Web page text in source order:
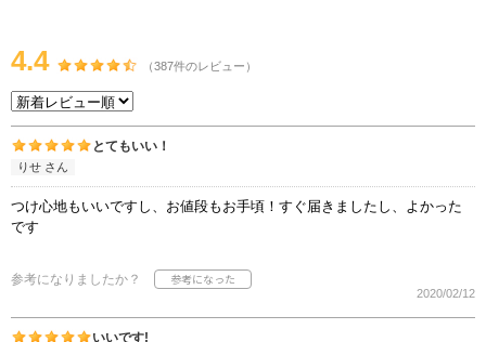
4.4 （387件のレビュー）
とてもいい！
りせ さん
つけ心地もいいですし、お値段もお手頃！すぐ届きましたし、よかった
です
参考になりましたか？
2020/02/12
いいです!